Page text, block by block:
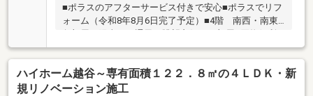
■ポラスのアフターサービス付きで安心■ポラスでリフ
ォーム（令和8年8月6日完了予定）■4階 南西・南東
角部屋で陽当り・通風・眺望良好なお部屋■買物便利
で住環境良好なマンション■ペット2匹飼育可（細則あ
り）■リフォーム内容■ＬＤＫ全室クロス張替、キッチ
ンコンロ・水栓交換、洗面化粧台水栓交換トイレ新規
交換、和室畳交換、クリーニング・・・他◎◎物件の
ハイホーム越谷～専有面積１２２．８㎡の４ＬＤＫ・新
規リノベーション施工